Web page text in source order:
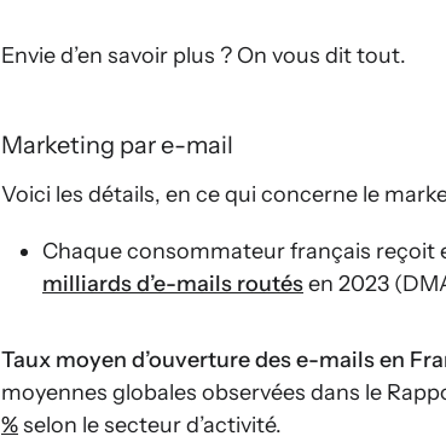
Envie d’en savoir plus ? On vous dit tout.
Marketing par e-mail
Voici les détails, en ce qui concerne le
Chaque consommateur français reçoit
milliards d’e-mails routésen 2023
Taux moyen d’ouverture des e-mails en
moyennes globales observées dans le
%selon le secteur d’activité.